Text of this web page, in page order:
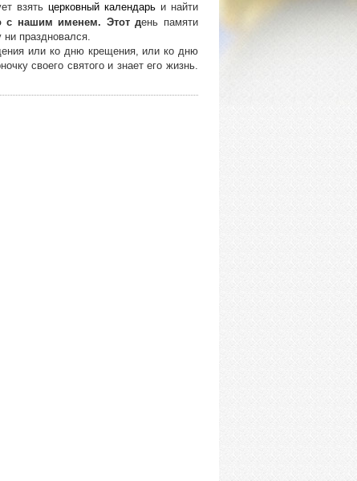
взятьцерковный календарь и найти
с нашим именем. Этот день памяти
ни праздновался.
или ко дню крещения, или ко дню
своего святого и знает его жизнь.